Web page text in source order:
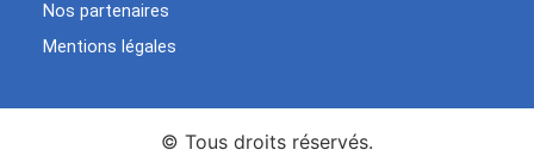
Nos partenaires
Mentions légales
© Tous droits réservés.